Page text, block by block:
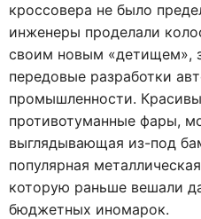
кроссовера не было
инженеры проделали
своим новым «детищем»,
передовые разработки
промышленности.
противотуманные фары,
выглядывающая из-под
популярная
которую раньше вешали
бюджетных иномарок.